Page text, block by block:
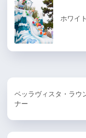
ホワイ
ベッラヴィスタ・ラウ
ナー